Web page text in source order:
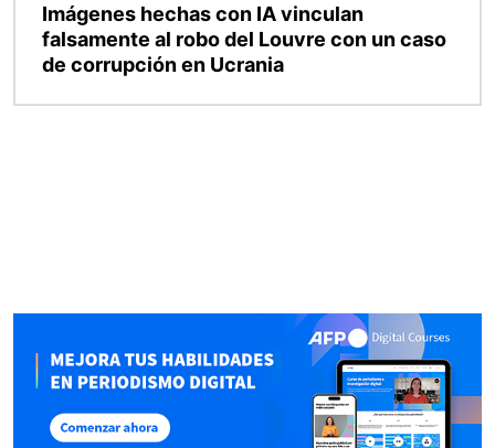
Imágenes hechas con IA vinculan
falsamente al robo del Louvre con un caso
de corrupción en Ucrania